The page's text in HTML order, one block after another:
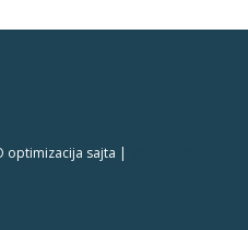
optimizacija sajta |